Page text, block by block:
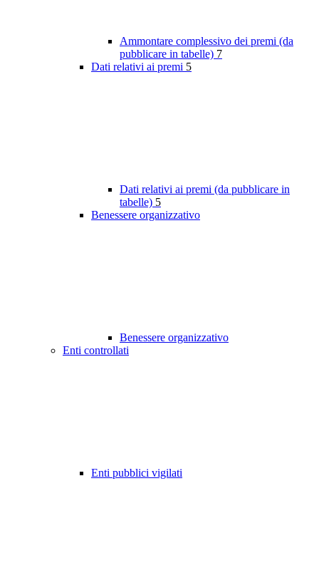
Ammontare complessivo dei premi (da
pubblicare in tabelle) 7
Dati relativi ai premi 5
Dati relativi ai premi (da pubblicare in
tabelle) 5
Benessere organizzativo
Benessere organizzativo
Enti controllati
Enti pubblici vigilati